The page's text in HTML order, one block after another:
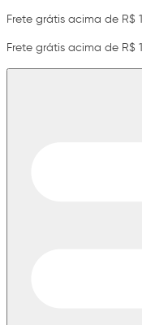
Frete grátis acima de R$
Frete grátis acima de R$